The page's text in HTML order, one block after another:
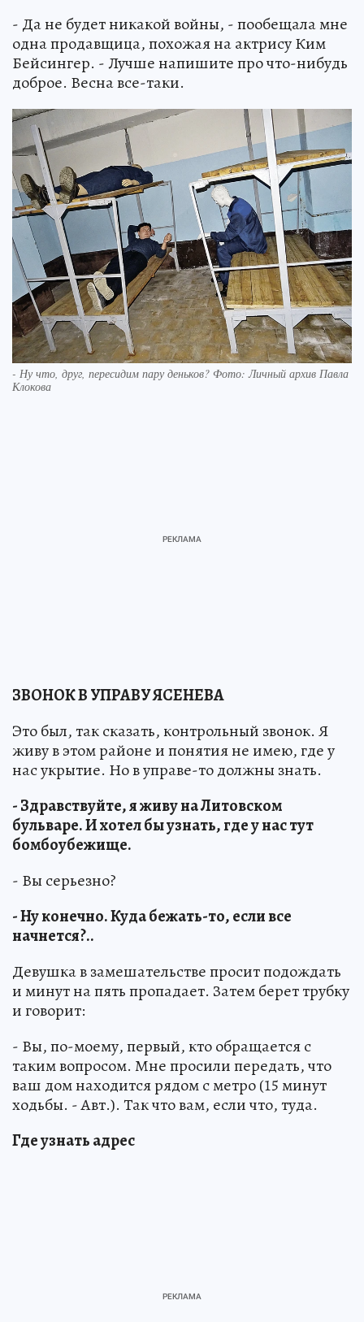
- Да не будет никакой войны, - пообещала мне
одна продавщица, похожая на актрису Ким
Бейсингер. - Лучше напишите про что-нибудь
доброе. Весна все-таки.
- Ну что, друг, пересидим пару деньков? Фото: Личный архив Павла
Клокова
ЗВОНОК В УПРАВУ ЯСЕНЕВА
Это был, так сказать, контрольный звонок. Я
живу в этом районе и понятия не имею, где у
нас укрытие. Но в управе-то должны знать.
- Здравствуйте, я живу на Литовском
бульваре. И хотел бы узнать, где у нас тут
бомбоубежище.
- Вы серьезно?
- Ну конечно. Куда бежать-то, если все
начнется?..
Девушка в замешательстве просит подождать
и минут на пять пропадает. Затем берет трубку
и говорит:
- Вы, по-моему, первый, кто обращается с
таким вопросом. Мне просили передать, что
ваш дом находится рядом с метро (15 минут
ходьбы. - Авт.). Так что вам, если что, туда.
Где узнать адрес